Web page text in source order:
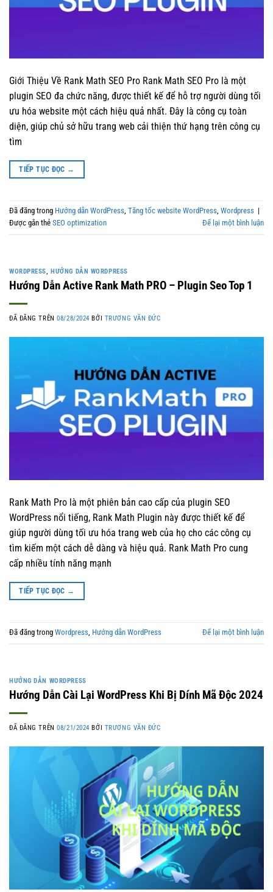
Giới Thiệu Về Rank Math SEO Pro Rank Math SEO Pro là một
plugin SEO đa chức năng, được thiết kế để hỗ trợ người dùng tối
ưu hóa website một cách hiệu quả nhất. Đây là công cụ toàn
diện, giúp chủ sở hữu trang web cải thiện thứ hạng trên công cụ
tìm
TIẾP TỤC ĐỌC →
Đã đăng trong Hướng dẫn WordPress, Tăng tốc website WordPress, Wordpress |
Được gắn thẻ SEO optimization Để lại một bình luận
WORDPRESS, HƯỚNG DẪN WORDPRESS
Hướng Dẫn Active Rank Math PRO – Plugin Seo Top 1
ĐÃ ĐĂNG TRÊN08/28/2024 BỞI TRƯƠNG VĂN ĐỨC
Rank Math Pro là một phiên bản cao cấp của plugin SEO
WordPress nổi tiếng, Rank Math Plugin này được thiết kế để
giúp người dùng tối ưu hóa trang web của họ cho các công cụ
tìm kiếm một cách dễ dàng và hiệu quả. Rank Math Pro cung
cấp nhiều tính năng mạnh
TIẾP TỤC ĐỌC →
Đã đăng trong Wordpress, Hướng dẫn WordPress Để lại một bình luận
HƯỚNG DẪN WORDPRESS
Hướng Dẫn Cài Lại WordPress Khi Bị Dính Mã Độc 2024
ĐÃ ĐĂNG TRÊN08/21/2024 BỞI TRƯƠNG VĂN ĐỨC